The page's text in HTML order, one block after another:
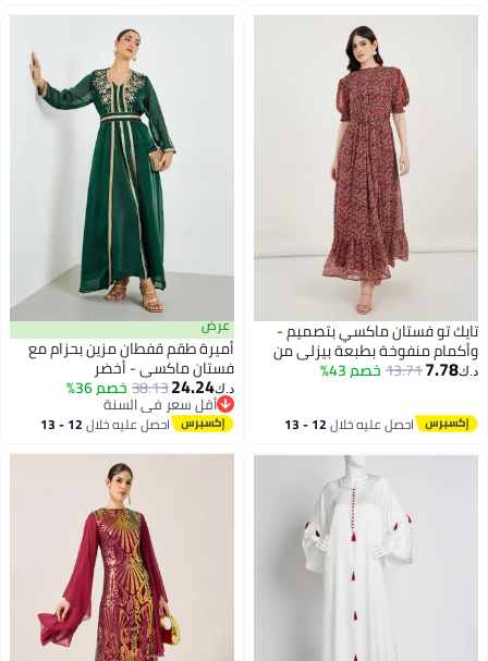
تايك تو فستان ماكسي بتصميم -
وأكمام منفوخة بطبعة بيزلي من
ستايلي
د.ك‏7.78
13.71خصم 43%
احصل عليه خلال 12 - 13
عرض
أميرة طقم قفطان مزين بحزام مع
فستان ماكسي - أخضر
د.ك‏24.24
38.13خصم 36%
أقل سعر في السنة
أقل سعر في السنة
احصل عليه خلال 12 - 13